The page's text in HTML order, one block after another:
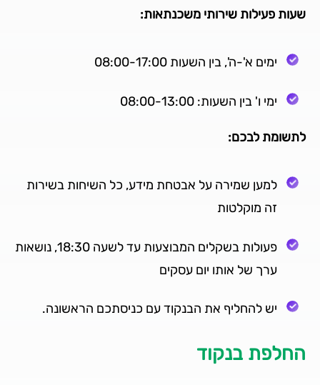
שעות פעילות שירותי משכנתאות:
ימים א'-ה', בין השעות 08:00-17:00
ימי ו' בין השעות: 08:00-13:00
לתשומת לבכם:
למען שמירה על אבטחת מידע, כל השיחות בשירות
זה מוקלטות
פעולות בשקלים המבוצעות עד לשעה 18:30, נושאות
ערך של אותו יום עסקים
יש להחליף את הבנקוד עם כניסתכם הראשונה.
החלפת בנקוד